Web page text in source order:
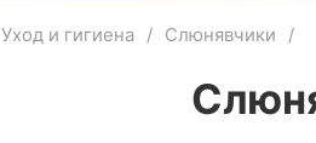
Уход и гигиена Слюнявчики